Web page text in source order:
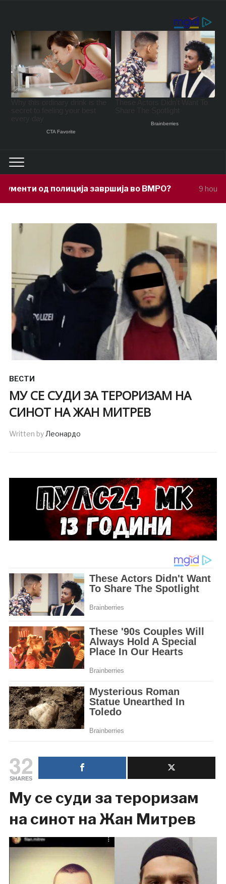
завршија во ВМРО? 9 hours ago Под
ВЕСТИ
МУ СЕ СУДИ ЗА ТЕРОРИЗАМ НА
СИНОТ НА ЖАН МИТРЕВ
Written byЛеонардо
32
SHARES
Му се суди за тероризам
на синот на Жан Митрев